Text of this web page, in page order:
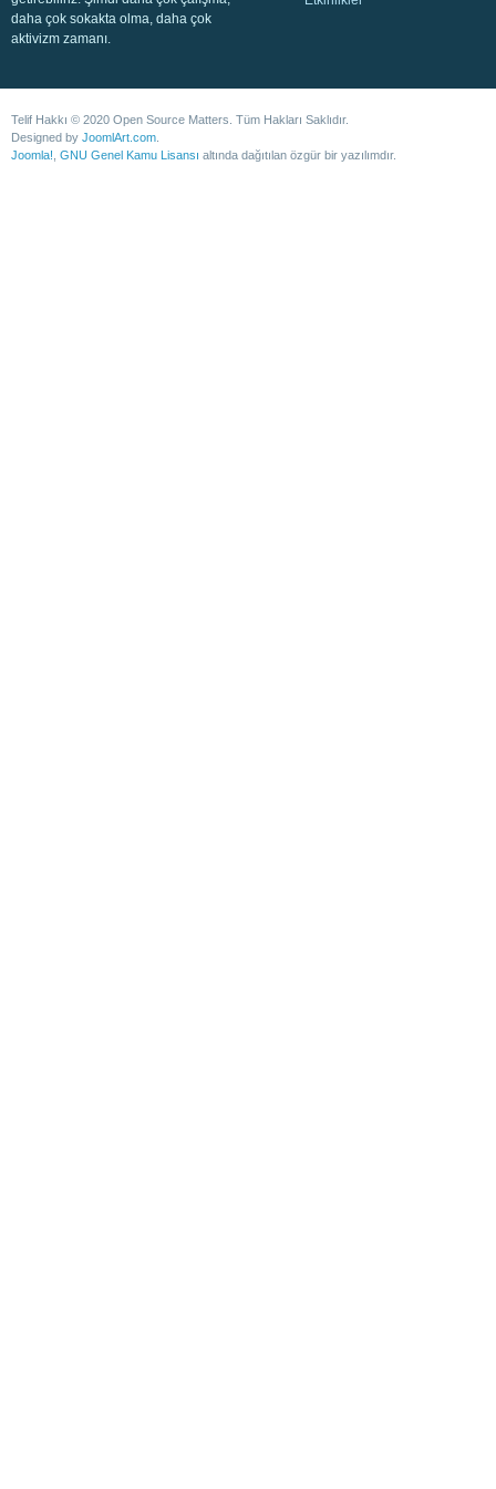
daha çok sokakta olma, daha çok
aktivizm zamanı.
Telif Hakkı © 2020 Open Source Matters. Tüm Hakları Saklıdır.
Designed by JoomlArt.com
Joomla! GNU Genel Kamu Lisansı altında dağıtılan özgür bir yazılımdır.